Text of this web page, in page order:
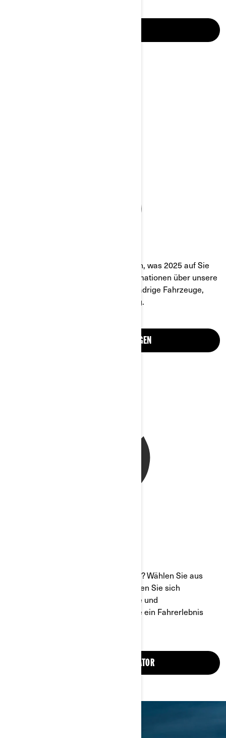
Entdecken Sie in unseren Broschüren, was 2025 auf Sie
wartet! Sie erhalten detaillierte Informationen über unsere
gesamte Produktlinie, darunter dreirädrige Fahrzeuge,
Teile, Zubehör und Fahrerausstattung.
BROSCHÜREN ANZEIGEN
Bereit für das Fahrzeug Ihrer Träume? Wählen Sie aus
unserem breiten Modellangebot, sehen Sie sich
verschiedene Ausstattungsmerkmale und
Zubehöroptionen an und schaffen Sie ein Fahrerlebnis
FAHRZEUGKONFIGURATOR